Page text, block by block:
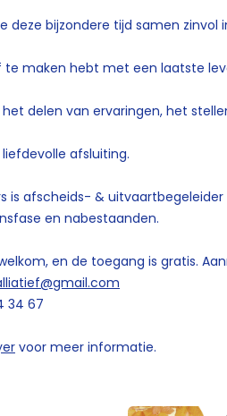
deze bijzondere tijd samen zinvol
te maken hebt met een laatste
delen van ervaringen, het
afsluiting.
is afscheids- & uitvaartbegeleider
en nabestaanden.
en de toegang is gratis.
34 67
voor meer informatie.